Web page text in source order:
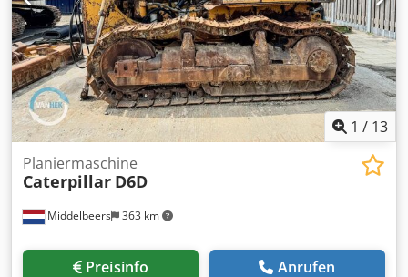
1 / 13
Middelbeers 363 km
Planiermaschine
Caterpillar D6D
Preisinfo Anrufen